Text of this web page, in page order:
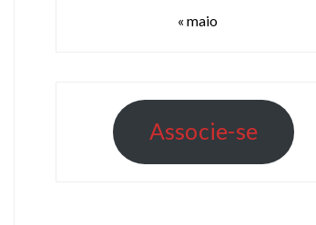
« maio
Associe-se